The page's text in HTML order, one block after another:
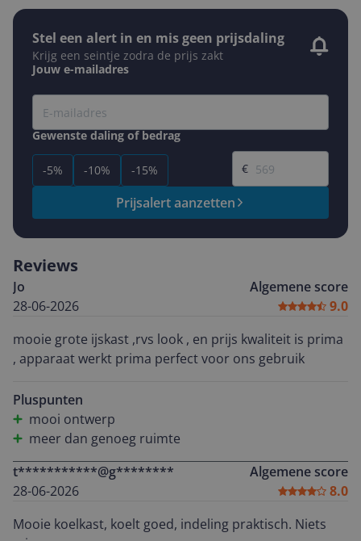
Stel een alert in en mis geen prijsdaling
Krijg een seintje zodra de prijs zakt
Jouw e-mailadres
Gewenste daling of bedrag
-5% -10% -15%
Gewenste prijs
€
Prijsalert aanzetten
Reviews
Jo
28-06-2026
Algemene score
9.0
mooie grote ijskast ,rvs look , en prijs kwaliteit is prima
, apparaat werkt prima perfect voor ons gebruik
Pluspunten
mooi ontwerp
meer dan genoeg ruimte
t***********@g********
28-06-2026
Algemene score
8.0
Mooie koelkast, koelt goed, indeling praktisch. Niets